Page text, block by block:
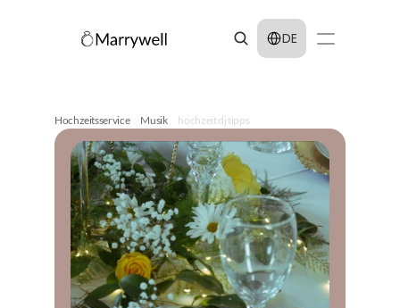
Select Language
DE
Hochzeitsservice Musik hochzeit dj tipps